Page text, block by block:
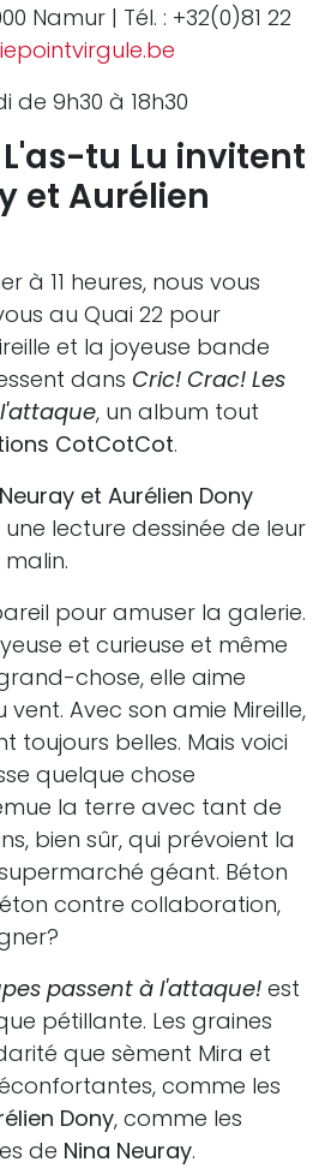
Namur | Tél. : +32(0)81 22
de 9h30 à 18h30
L'as-tu Lu invitent
et Aurélien
à 11 heures, nous vous
au Quai 22 pour
et la joyeuse bande
dans Cric! Crac! Les
, un album tout
CotCotCot.
et Aurélien Dony
lecture dessinée de leur
pour amuser la galerie.
et curieuse et même
chose, elle aime
Avec son amie Mireille,
toujours belles. Mais voici
quelque chose
la terre avec tant de
bien sûr, qui prévoient la
géant. Béton
contre collaboration,
passent à l'attaque! est
pétillante. Les graines
que sèment Mira et
comme les
Dony, comme les
de Nina Neuray.